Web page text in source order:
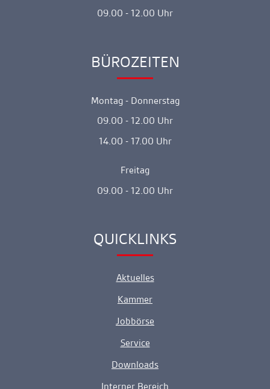
09.00 - 12.00 Uhr
Ankerlink
BÜROZEITEN
Montag - Donnerstag
09.00 - 12.00 Uhr
14.00 - 17.00 Uhr
Freitag
09.00 - 12.00 Uhr
Ankerlink
QUICKLINKS
Aktuelles
Kammer
Jobbörse
Service
Downloads